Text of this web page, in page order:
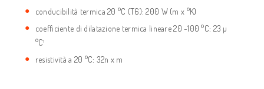
conducibilità termica 20 °C (T6): 200 W (m x °K)
coefficiente di dilatazione termica lineare 20 -100 °C: 23 µ
°C¹
resistività a 20 °C: 32n x m